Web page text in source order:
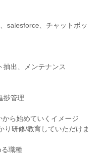
salesforce、チャットボッ
抽出、メンテナンス
捗管理
ら始めていくイメージ
研修/教育していただけま
職種